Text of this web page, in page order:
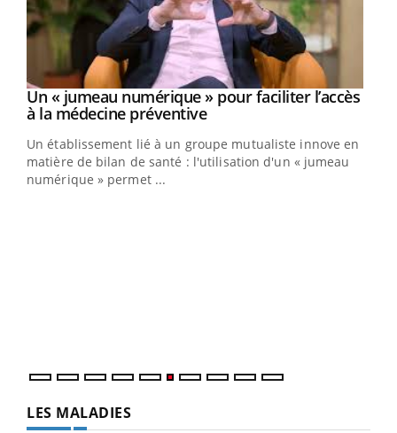
Youtube
Un « jumeau numérique » pour faciliter l’accès
à la médecine préventiveYoutube
Un établissement lié à un groupe mutualiste innove en
matière de bilan de santé : l'utilisation d'un « jumeau
numérique » permet ...
LES MALADIES